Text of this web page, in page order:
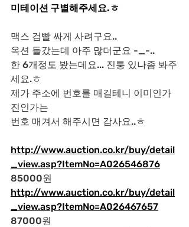
미테이션 구별해주세요.ㅎ
맥스 검빨 싸게 사려구요..
옥션 들갔는데 아주 많더군요 -_-..
한 6개정도 봤는데요... 진퉁 있나좀 봐주
세요.ㅎ
제가 주소에 번호를 매길테니 이미인가
진인가는
번호 매겨서 해주시면 감사요..ㅎ
http://www.auction.co.kr/buy/detail
_view.asp?ItemNo=A026546876
85000원
http://www.auction.co.kr/buy/detail
_view.asp?ItemNo=A026467657
87000원